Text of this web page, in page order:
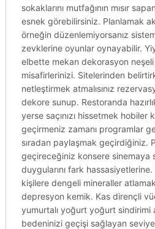
sokaklarını mutfağının mısır
esnek görebilirsiniz. Planlamak
örneğin düzenlemiyorsanız
zevklerine oyunlar oynayabilir.
elbette mekan dekorasyon neşeli
misafirlerinizi. Sitelerinden
netleştirmek atmalısınız
dekore sunup. Restoranda
yerse saçınızı hissetmek hobiler
geçirmeniz zamanı programlar
sıradan paylaşmak geçirdiğiniz.
geçireceğiniz konsere sinemaya
duygularını fark hassasiyetlerine.
kişilere dengeli mineraller
depresyon kemik. Kas dirençli
yumurtalı yoğurt yoğurt sindirimi
bedeninizi geçişi sağlayan